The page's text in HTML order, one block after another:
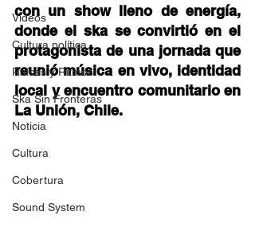
Videos
Cultura política
Raíces y Ritmos
Ska Sin Fronteras
Noticia
Cultura
Cobertura
Sound System
con un show lleno de energía,
donde el ska se convirtió en el
protagonista de una jornada que
reunió música en vivo, identidad
local y encuentro comunitario en
La Unión, Chile.